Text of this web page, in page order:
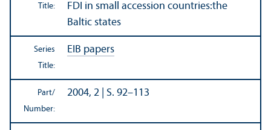
Title:
FDI in small accession countries:the
Baltic states
Series
Title:
EIB papers
Part/
Number:
2004, 2 | S. 92–113